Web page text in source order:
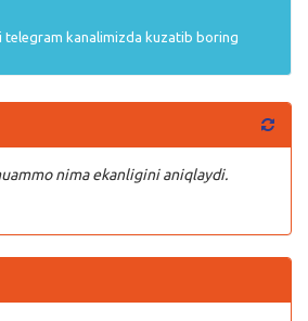
telegram kanalimizda kuzatib boring
nima ekanligini aniqlaydi.